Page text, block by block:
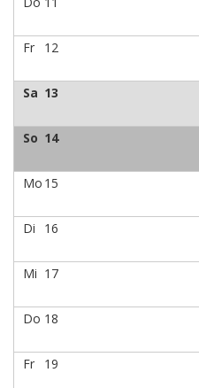
Fr 12
Sa 13
So 14
Mo 15
Di 16
Mi 17
Do 18
Fr 19